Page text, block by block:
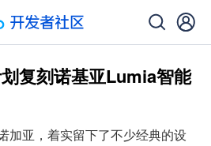
复刻诺基亚Lumia智能
加亚，着实留下了不少经典的设